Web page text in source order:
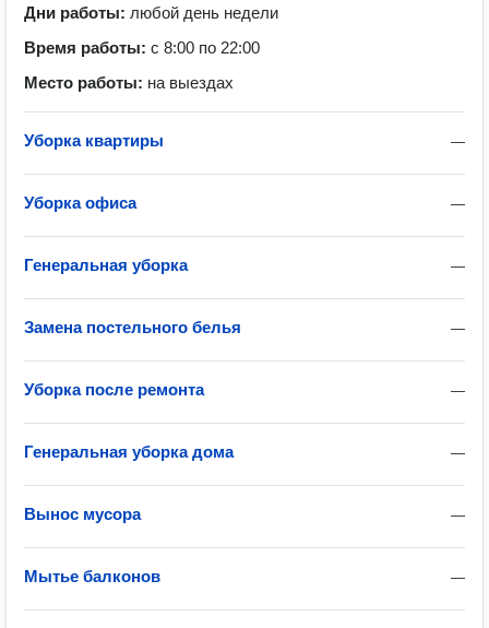
Дни работы: любой день недели
Время работы: с 8:00 по 22:00
Место работы: на выездах
—
Уборка квартиры
—
Уборка офиса
—
Генеральная уборка
—
Замена постельного белья
—
Уборка после ремонта
—
Генеральная уборка дома
—
Вынос мусора
—
Мытье балконов